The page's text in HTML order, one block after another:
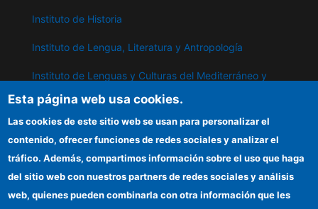
Instituto de Historia
Instituto de Lengua, Literatura y Antropología
Instituto de Lenguas y Culturas del Mediterráneo y
Instituto de Políticas y Bienes Públicos
IPP
Sede electrónica CSIC
Esta página web usa cookies.
Las cookies de este sitio web se usan para personalizar el
contenido, ofrecer funciones de redes sociales y analizar el
tráfico. Además, compartimos información sobre el uso que haga
del sitio web con nuestros partners de redes sociales y análisis
web, quienes pueden combinarla con otra información que les